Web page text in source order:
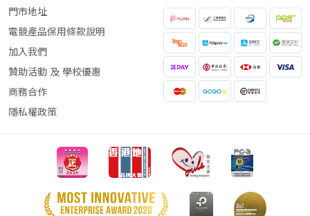
門市地址
電競產品保用條款說明
加入我們
贊助活動 及 學校優惠
商務合作
隱私權政策